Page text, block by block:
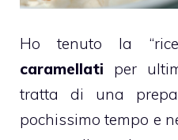
Ho tenuto la
caramellati per
tratta di una
pochissimo tempo e